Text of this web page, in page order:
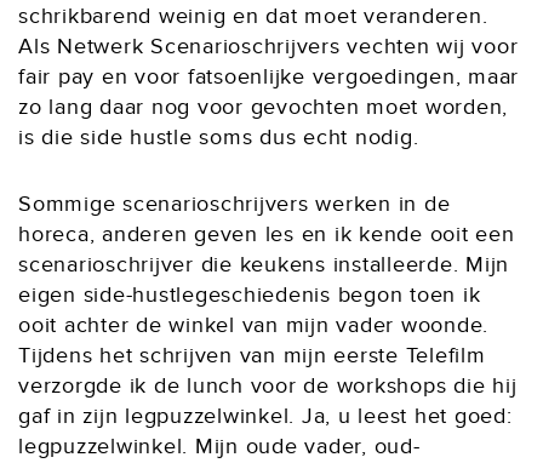
schrikbarend weinig en dat moet veranderen.
Als Netwerk Scenarioschrijvers vechten wij voor
fair pay en voor fatsoenlijke vergoedingen, maar
zo lang daar nog voor gevochten moet worden,
is die side hustle soms dus echt nodig.
Sommige scenarioschrijvers werken in de
horeca, anderen geven les en ik kende ooit een
scenarioschrijver die keukens installeerde. Mijn
eigen side-hustlegeschiedenis begon toen ik
ooit achter de winkel van mijn vader woonde.
Tijdens het schrijven van mijn eerste Telefilm
verzorgde ik de lunch voor de workshops die hij
gaf in zijn legpuzzelwinkel. Ja, u leest het goed:
legpuzzelwinkel. Mijn oude vader, oud-